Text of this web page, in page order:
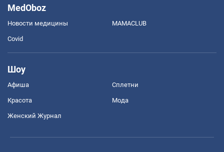
MedOboz
Новости медицины MAMACLUB
Covid
Шоу
Афиша Сплетни
Красота Мода
Женский Журнал